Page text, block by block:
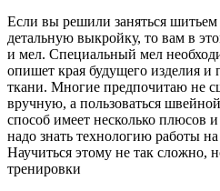
Если вы решили заняться шитьем
детальную выкройку, то вам в
и мел. Специальный мел
опишет края будущего изделия и
ткани. Многие предпочитаю не
вручную, а пользоваться
способ имеет несколько плюсов
надо знать технологию работы
Научиться этому не так сложно,
тренировки